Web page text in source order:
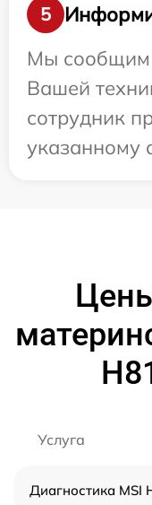
5
Мы сообщим
Вашей
сотрудник
указанному
Услуга
Диагностика MSI